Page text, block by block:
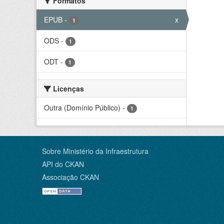
EPUB - 1 x
ODS - 1
ODT - 1
Licenças
Outra (Domínio Público) - 1
Sobre Ministério da Infraestrutura
API do CKAN
Associação CKAN